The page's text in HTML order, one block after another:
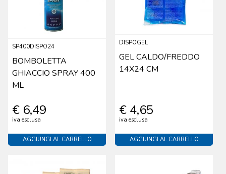
SP400DISPO24
BOMBOLETTA
GHIACCIO SPRAY 400
ML
€ 6,49
iva esclusa
AGGIUNGI AL CARRELLO
DISPOGEL
GEL CALDO/FREDDO
14X24 CM
€ 4,65
iva esclusa
AGGIUNGI AL CARRELLO